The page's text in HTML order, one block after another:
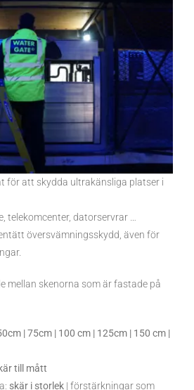
för att skydda ultrakänsliga platser i
telekomcenter, datorservrar …
översvämningsskydd, även för
mellan skenorna som är fastade på
| 75cm | 100 cm | 125cm | 150 cm |
till mått
skär i storlek | förstärkningar som